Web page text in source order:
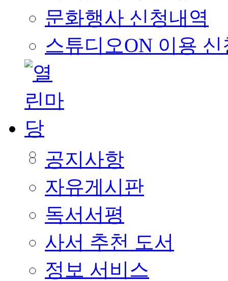
문화행사 신청내역
스튜디오ON 이용 신
공지사항
자유게시판
독서서평
사서 추천 도서
정보 서비스